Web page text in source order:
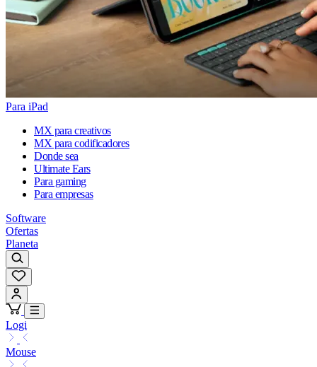
Para iPad
MX para creativos
MX para codificadores
Donde sea
Ultimate Ears
Para gaming
Para empresas
Software
Ofertas
Planeta
Logi
Mouse